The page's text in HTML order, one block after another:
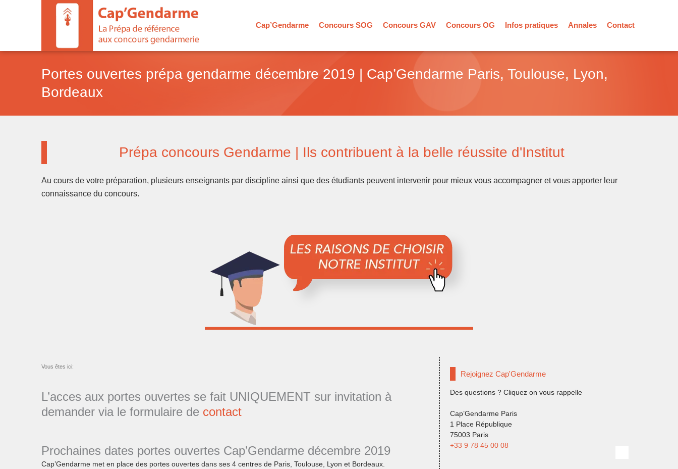
Cap’Gendarme Concours SOG Concours GAV Concours OG Infos pratiques Annales Contact
Portes ouvertes prépa gendarme décembre 2019 | Cap’Gendarme Paris, Toulouse, Lyon,
Bordeaux
Prépa concours Gendarme | Ils contribuent à la belle réussite d'Institut
Au cours de votre préparation, plusieurs enseignants par discipline ainsi que des étudiants peuvent intervenir pour mieux vous accompagner et vous apporter leur
connaissance du concours.
Vous êtes ici:
L’acces aux portes ouvertes se fait UNIQUEMENT sur invitation à
demander via le formulaire de contact
Prochaines dates portes ouvertes Cap’Gendarme décembre 2019
Cap’Gendarme met en place des portes ouvertes dans ses 4 centres de Paris, Toulouse, Lyon et Bordeaux.
Rejoignez Cap'Gendarme
Des questions ? Cliquez on vous rappelle
Cap’Gendarme Paris
1 Place République
75003 Paris
+33 9 78 45 00 08